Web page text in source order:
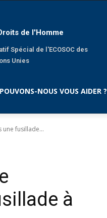
de l'Homme
Spécial de l'ECOSOC des
Unies
NOUS VOUS AIDER ?
une fusillade...
à